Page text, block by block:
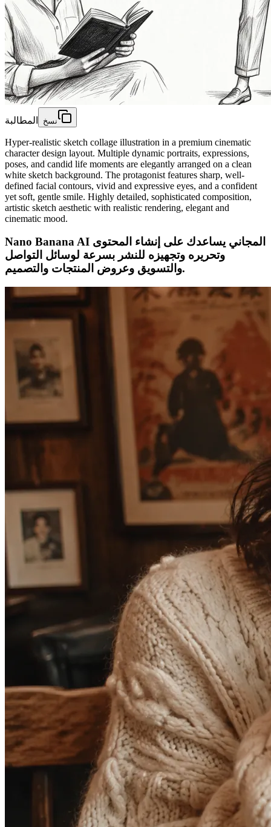
المطالبة نسخ
Hyper-realistic sketch collage illustration in a premium cinematic
character design layout. Multiple dynamic portraits, expressions,
poses, and candid life moments are elegantly arranged on a clean
white sketch background. The protagonist features sharp, well-
defined facial contours, vivid and expressive eyes, and a confident
yet soft, gentle smile. Highly detailed, sophisticated composition,
artistic sketch aesthetic with realistic rendering, elegant and
cinematic mood.
Nano Banana AI المجاني يساعدك على إنشاء المحتوى
وتحريره وتجهيزه للنشر بسرعة لوسائل التواصل
والتسويق وعروض المنتجات والتصميم.